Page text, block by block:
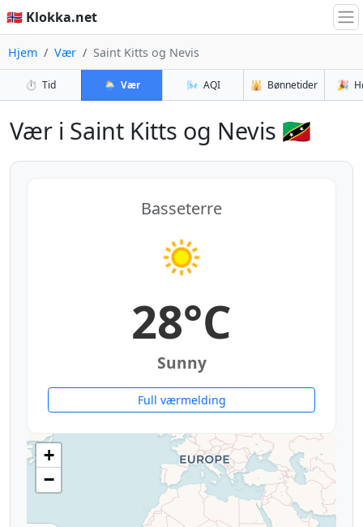
🇳🇴 Klokka.net
Hjem Vær Saint Kitts og Nevis
⏱️ Tid 🌦️ Vær 🌬️ AQI 🕌 Bønnetider 🎉
Vær i Saint Kitts og Nevis 🇰🇳
Basseterre
28°C
Sunny
Full værmelding
+
−